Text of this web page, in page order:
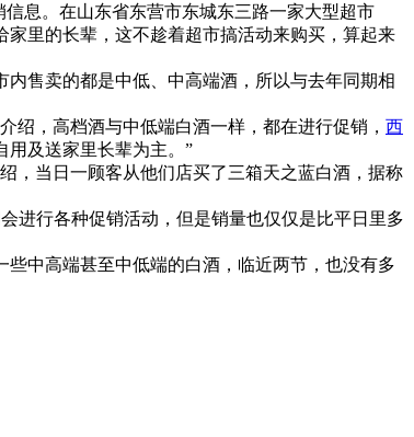
息。在山东省东营市东城东三路一家大型超市
里的长辈，这不趁着超市搞活动来购买，算起来
售卖的都是中低、中高端酒，所以与去年同期相
，高档酒与中低端白酒一样，都在进行促销， 西
用及送家里长辈为主。”
当日一顾客从他们店买了三箱天之蓝白酒，据称
进行各种促销活动，但是销量也仅仅是比平日里多
中高端甚至中低端的白酒，临近两节，也没有多